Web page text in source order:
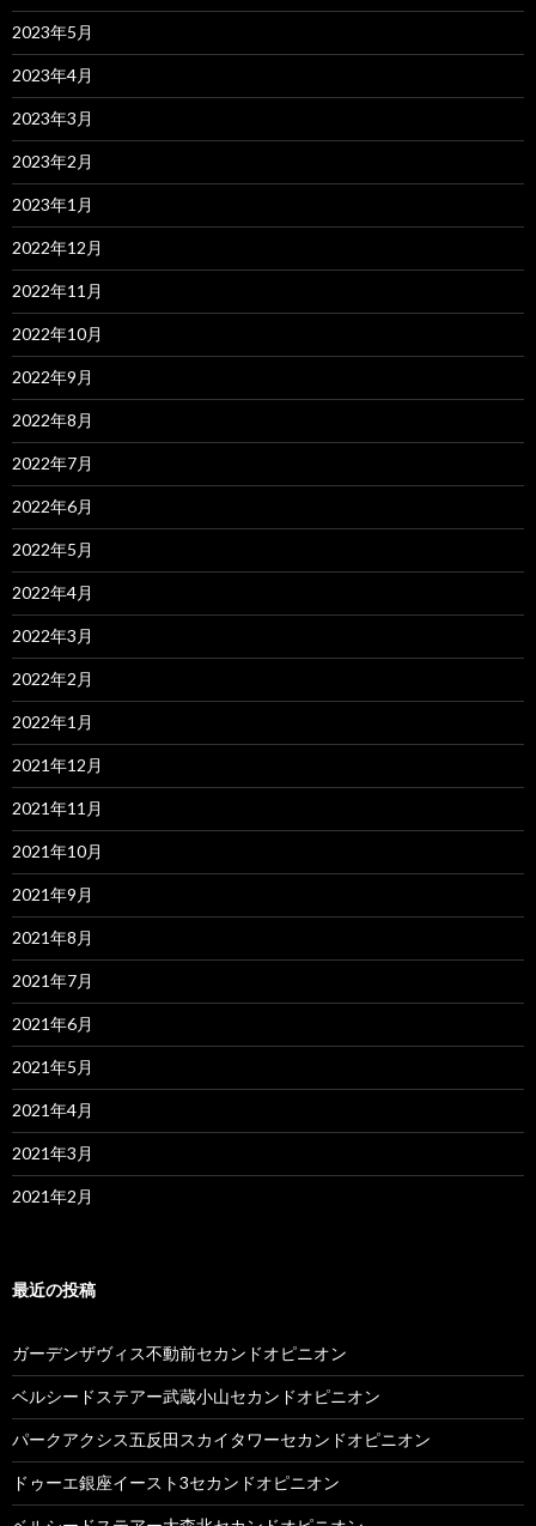
2023年5月
2023年4月
2023年3月
2023年2月
2023年1月
2022年12月
2022年11月
2022年10月
2022年9月
2022年8月
2022年7月
2022年6月
2022年5月
2022年4月
2022年3月
2022年2月
2022年1月
2021年12月
2021年11月
2021年10月
2021年9月
2021年8月
2021年7月
2021年6月
2021年5月
2021年4月
2021年3月
2021年2月
最近の投稿
ガーデンザヴィス不動前セカンドオピニオン
ベルシードステアー武蔵小山セカンドオピニオン
パークアクシス五反田スカイタワーセカンドオピニオン
ドゥーエ銀座イースト3セカンドオピニオン